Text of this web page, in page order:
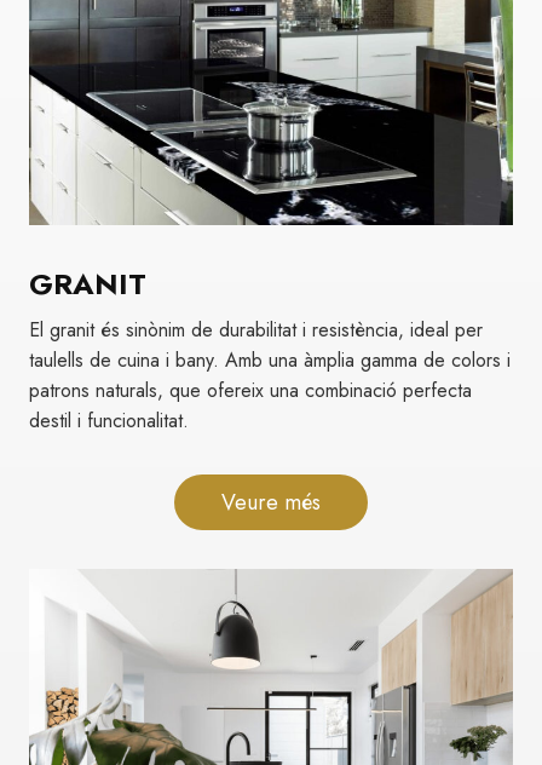
GRANIT
El granit és sinònim de durabilitat i resistència, ideal per
taulells de cuina i bany. Amb una àmplia gamma de colors i
patrons naturals, que ofereix una combinació perfecta
destil i funcionalitat.
Veure més